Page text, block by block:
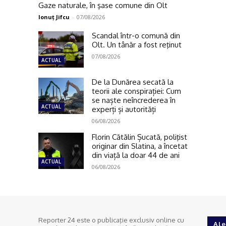
Gaze naturale, în şase comune din Olt
Ionuţ Jifcu - 07/08/2026
ACTUAL
Scandal într-o comună din
Olt. Un tânăr a fost reţinut
07/08/2026
ACTUAL
De la Dunărea secată la
teorii ale conspirației: Cum
se naște neîncrederea în
experți și autorități
06/08/2026
ACTUAL
Florin Cătălin Șucată, poliţist
originar din Slatina, a încetat
din viață la doar 44 de ani
06/08/2026
Reporter 24 este o publicaţie exclusiv online cu